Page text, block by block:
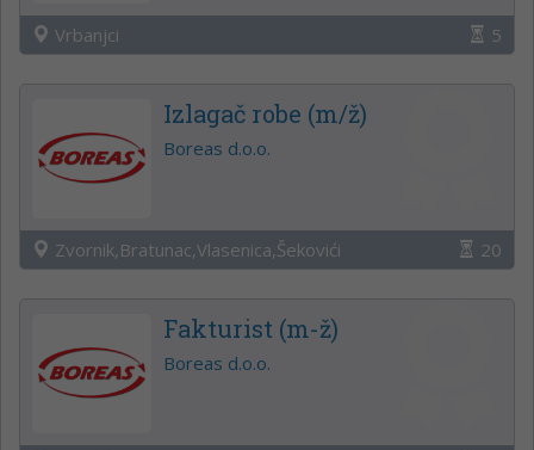
Vrbanjci 5
Izlagač robe (m/ž)
Boreas d.o.o.
Zvornik,Bratunac,Vlasenica,Šekovići 20
Fakturist (m-ž)
Boreas d.o.o.